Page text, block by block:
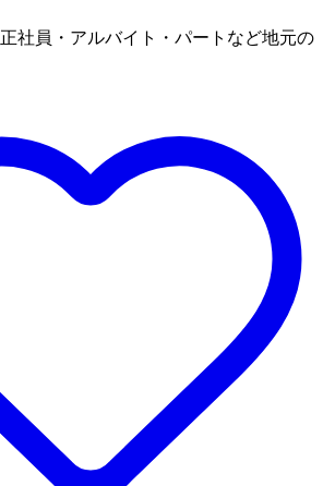
正社員・アルバイト・パートなど地元の